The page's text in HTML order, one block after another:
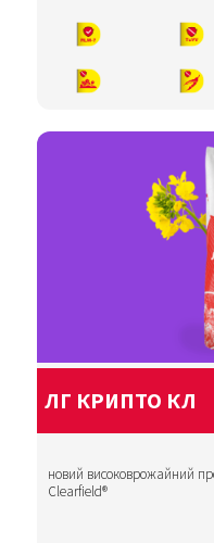
ЛГ КРИПТО КЛ
новий високоврожайний
Clearfield®